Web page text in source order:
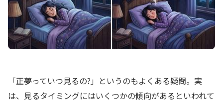
「正夢っていつ見るの?」というのもよくある疑問。実
は、見るタイミングにはいくつかの傾向があるといわれて